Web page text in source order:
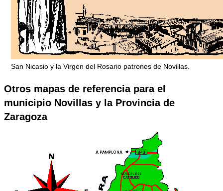
San Nicasio y la Virgen del Rosario patrones de Novillas.
Otros mapas de referencia para el
municipio Novillas y la Provincia de
Zaragoza